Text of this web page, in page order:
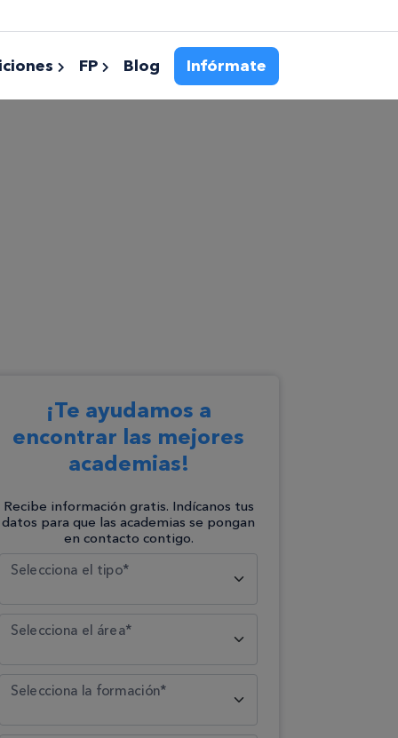
FP Blog Infórmate
¡Te ayudamos a
encontrar las mejores
academias!
Recibe información gratis. Indícanos tus
datos para que las academias se pongan
en contacto contigo.
Selecciona el tipo*
Selecciona el área*
Selecciona la formación*